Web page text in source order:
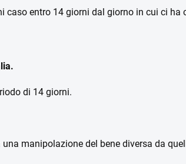
entro 14 giorni dal giorno in cui ci
di 14 giorni.
manipolazione del bene diversa da